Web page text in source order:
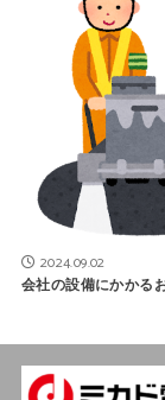
2024.09.02
会社の設備にかかる